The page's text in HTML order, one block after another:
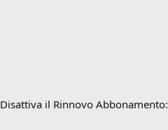
Disattiva il Rinnovo Abbonamento: